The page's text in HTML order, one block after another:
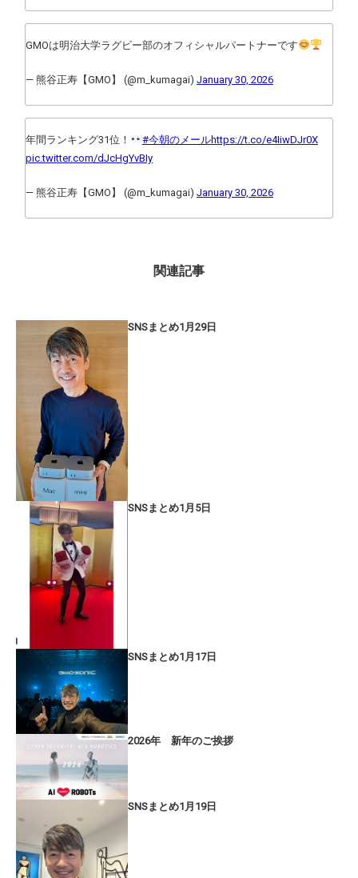
GMOは明治大学ラグビー部のオフィシャルパートナーです
— 熊谷正寿【GMO】 (@m_kumagai) January 30, 2026
年間ランキング31位！ #今朝のメールhttps://t.co/e4IiwDJr0X
pic.twitter.com/dJcHgYvBIy
— 熊谷正寿【GMO】 (@m_kumagai) January 30, 2026
関連記事
SNSまとめ1月29日
SNSまとめ1月5日
SNSまとめ1月17日
2026年 新年のご挨拶
SNSまとめ1月19日